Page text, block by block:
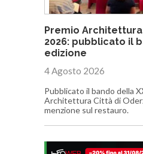
Premio
2026: pubblicato il
edizione
4 Agosto 2026
Pubblicato il bando della
Architettura Città di
menzione sul restauro.